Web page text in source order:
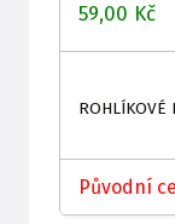
59,00 Kč
ROHLÍKOVÉ
Původní